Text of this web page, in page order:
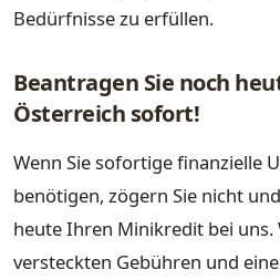
Bedürfnisse zu erfüllen.
Beantragen Sie noch
Österreich sofort!
Wenn Sie sofortige finanzielle
benötigen, zögern Sie nicht
heute Ihren Minikredit bei uns.
versteckten Gebühren und